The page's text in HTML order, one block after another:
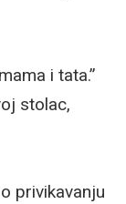
i tata.”
stolac,
privikavanju